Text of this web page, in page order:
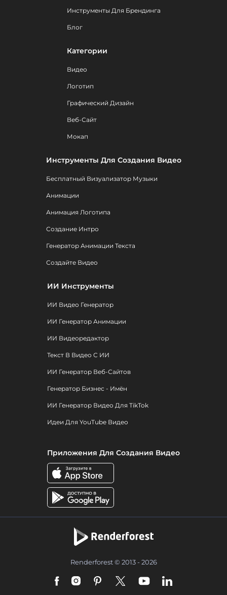
Инструменты Для Брендинга
Блог
Категории
Видео
Логотип
Графический Дизайн
Веб-Сайт
Мокап
Инструменты Для Создания Видео
Бесплатный Визуализатор Музыки
Анимации
Анимация Логотипа
Создание Интро
Генератор Анимации Текста
Создайте Видео
ИИ Инструменты
ИИ Видео Генератор
ИИ Генератор Анимации
ИИ Видеоредактор
Текст В Видео С ИИ
ИИ Генератор Веб-Сайтов
Генератор Бизнес - Имён
ИИ Генератор Видео Для TikTok
Идеи Для YouTube Видео
Приложения Для Создания Видео
Renderforest © 2013 - 2026